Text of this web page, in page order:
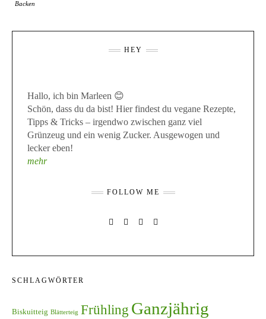
Backen
HEY
Hallo, ich bin Marleen 😊
Schön, dass du da bist! Hier findest du vegane Rezepte,
Tipps & Tricks – irgendwo zwischen ganz viel
Grünzeug und ein wenig Zucker. Ausgewogen und
lecker eben!
mehr
FOLLOW ME
SCHLAGWÖRTER
Biskuitteig Blätterteig Frühling Ganzjährig